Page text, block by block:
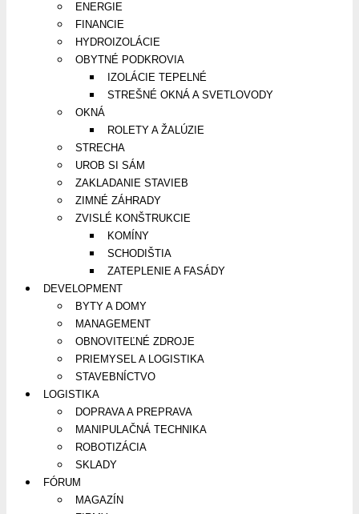
ENERGIE
FINANCIE
HYDROIZOLÁCIE
OBYTNÉ PODKROVIA
IZOLÁCIE TEPELNÉ
STREŠNÉ OKNÁ A SVETLOVODY
OKNÁ
ROLETY A ŽALÚZIE
STRECHA
UROB SI SÁM
ZAKLADANIE STAVIEB
ZIMNÉ ZÁHRADY
ZVISLÉ KONŠTRUKCIE
KOMÍNY
SCHODIŠTIA
ZATEPLENIE A FASÁDY
DEVELOPMENT
BYTY A DOMY
MANAGEMENT
OBNOVITEĽNÉ ZDROJE
PRIEMYSEL A LOGISTIKA
STAVEBNÍCTVO
LOGISTIKA
DOPRAVA A PREPRAVA
MANIPULAČNÁ TECHNIKA
ROBOTIZÁCIA
SKLADY
FÓRUM
MAGAZÍN